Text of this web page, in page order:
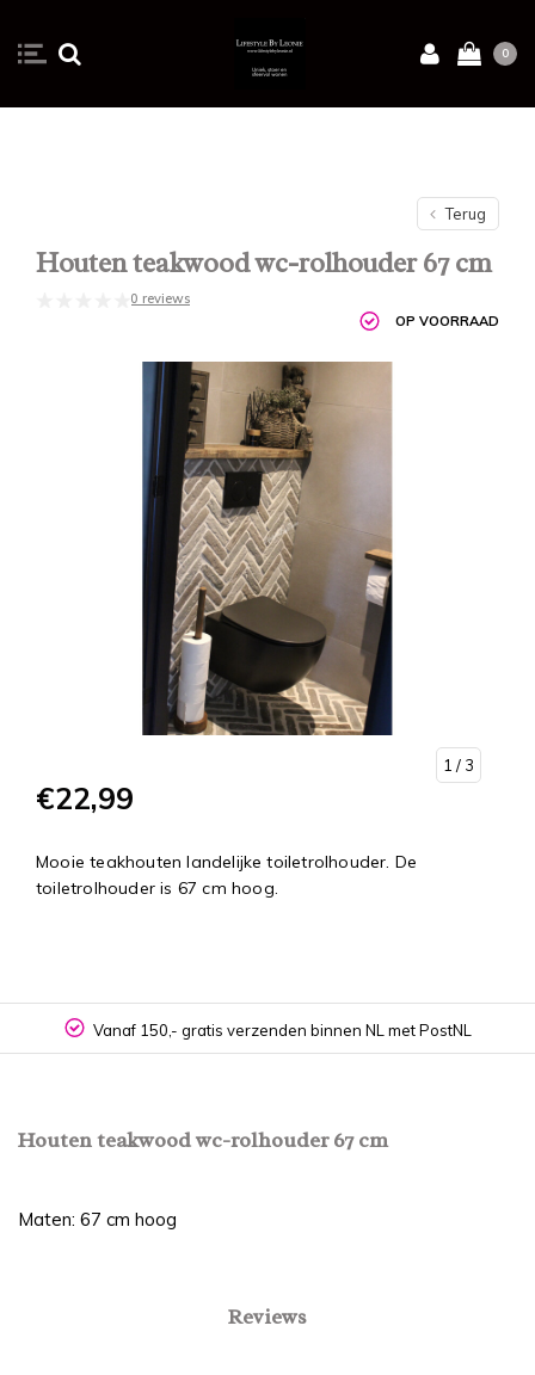
0
Terug
Houten teakwood wc-rolhouder 67 cm
0 reviews
OP VOORRAAD
1 / 3
€22,99
Mooie teakhouten landelijke toiletrolhouder. De
toiletrolhouder is 67 cm hoog.
Vanaf 150,- gratis verzenden binnen NL met PostNL
Houten teakwood wc-rolhouder 67 cm
Maten: 67 cm hoog
Reviews